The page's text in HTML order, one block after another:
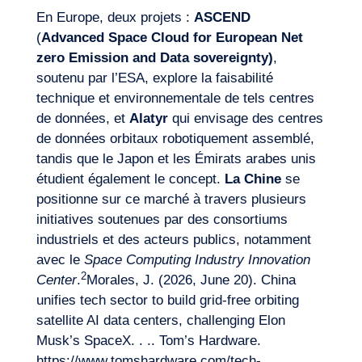
En Europe, deux projets : ASCEND
(Advanced Space Cloud for EuropeanNet
zeroEmission and Data sovereignty),
soutenu par l’ESA, explore la faisabilité
technique et environnementale de tels centres
de données, et Alatyrqui envisage des centres
de données orbitaux robotiquement assemblé,
tandis que le Japon et les Émirats arabes unis
étudient également le concept. La Chinese
positionne sur ce marché à travers plusieurs
initiatives soutenues par des consortiums
industriels et des acteurs publics, notamment
avec le Space Computing IndustryInnovation
Center.2Morales, J. (2026, June 20). China
unifies tech sector to build grid-free orbiting
satellite AI data centers, challenging Elon
Musk’s SpaceX. . .. Tom’s Hardware.